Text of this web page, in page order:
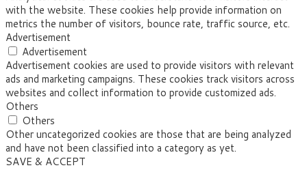
with the website. These cookies help provide information on
metrics the number of visitors, bounce rate, traffic source, etc.
Advertisement
Advertisement
Advertisement cookies are used to provide visitors with relevant
ads and marketing campaigns. These cookies track visitors across
websites and collect information to provide customized ads.
Others
Others
Other uncategorized cookies are those that are being analyzed
and have not been classified into a category as yet.
SAVE & ACCEPT